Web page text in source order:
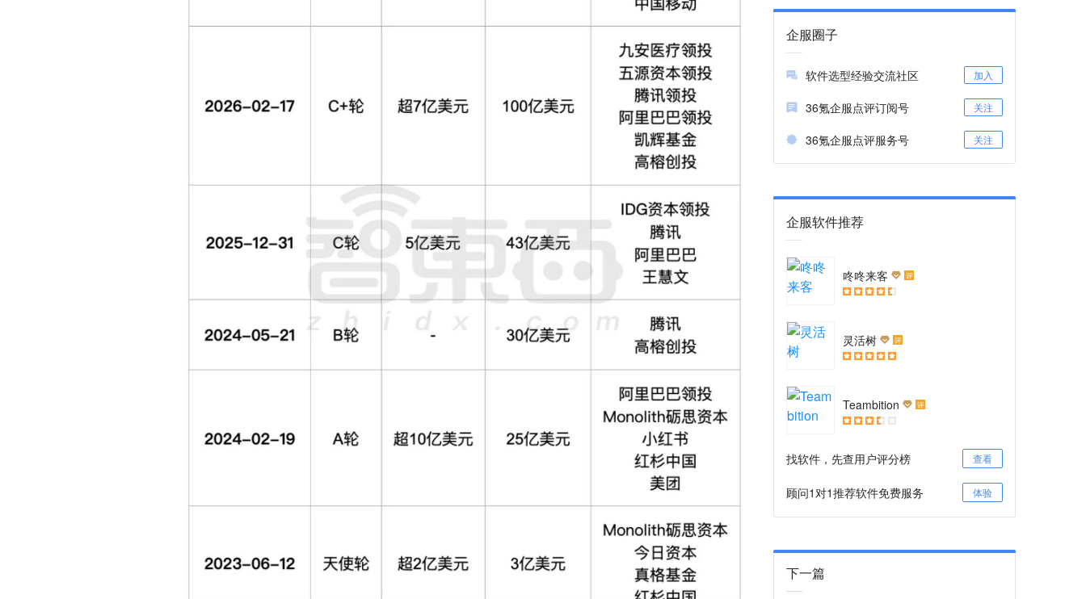
企服圈子
软件选型经验交流社区 加入
36氪企服点评订阅号 关注
36氪企服点评服务号 关注
企服软件推荐
咚咚来客 评
灵活树 评
Teambition 评
找软件，先查用户评分榜 查看
顾问1对1推荐软件免费服务 体验
下一篇